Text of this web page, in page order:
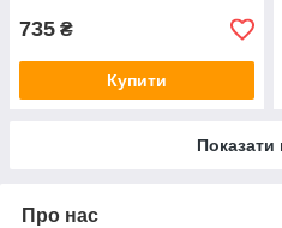
735 ₴
Купити
Показати
Про нас